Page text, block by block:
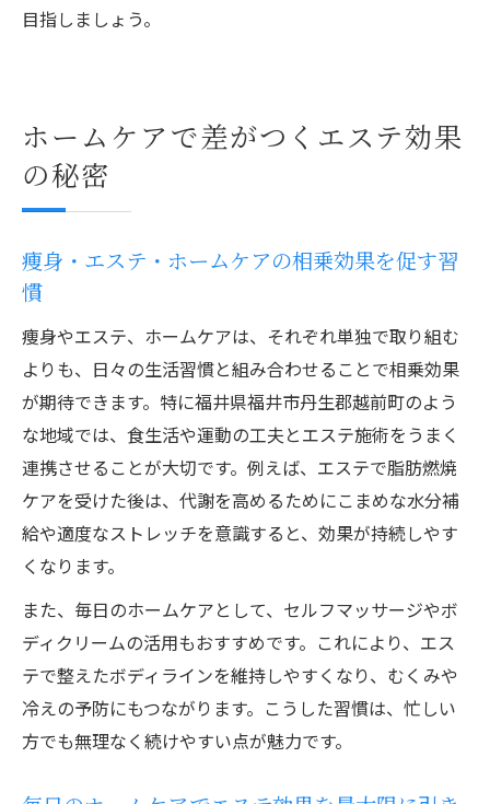
目指しましょう。
ホームケアで差がつくエステ効果
の秘密
痩身・エステ・ホームケアの相乗効果を促す習
慣
痩身やエステ、ホームケアは、それぞれ単独で取り組む
よりも、日々の生活習慣と組み合わせることで相乗効果
が期待できます。特に福井県福井市丹生郡越前町のよう
な地域では、食生活や運動の工夫とエステ施術をうまく
連携させることが大切です。例えば、エステで脂肪燃焼
ケアを受けた後は、代謝を高めるためにこまめな水分補
給や適度なストレッチを意識すると、効果が持続しやす
くなります。
また、毎日のホームケアとして、セルフマッサージやボ
ディクリームの活用もおすすめです。これにより、エス
テで整えたボディラインを維持しやすくなり、むくみや
冷えの予防にもつながります。こうした習慣は、忙しい
方でも無理なく続けやすい点が魅力です。